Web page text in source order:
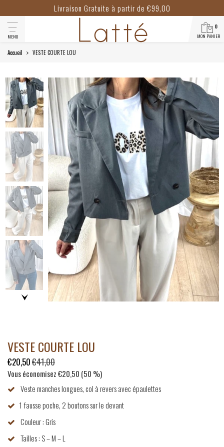
Livraison Gratuite à partir de €99,00
0
MON PANIER
MENU
Accueil VESTE COURTE LOU
VESTE COURTE LOU
€20,50€41,00
Vous économisez€20,50 (50 %)
Veste manches longues, col à revers avec épaulettes
1 fausse poche, 2 boutons sur le devant
Couleur : Gris
Tailles : S – M – L